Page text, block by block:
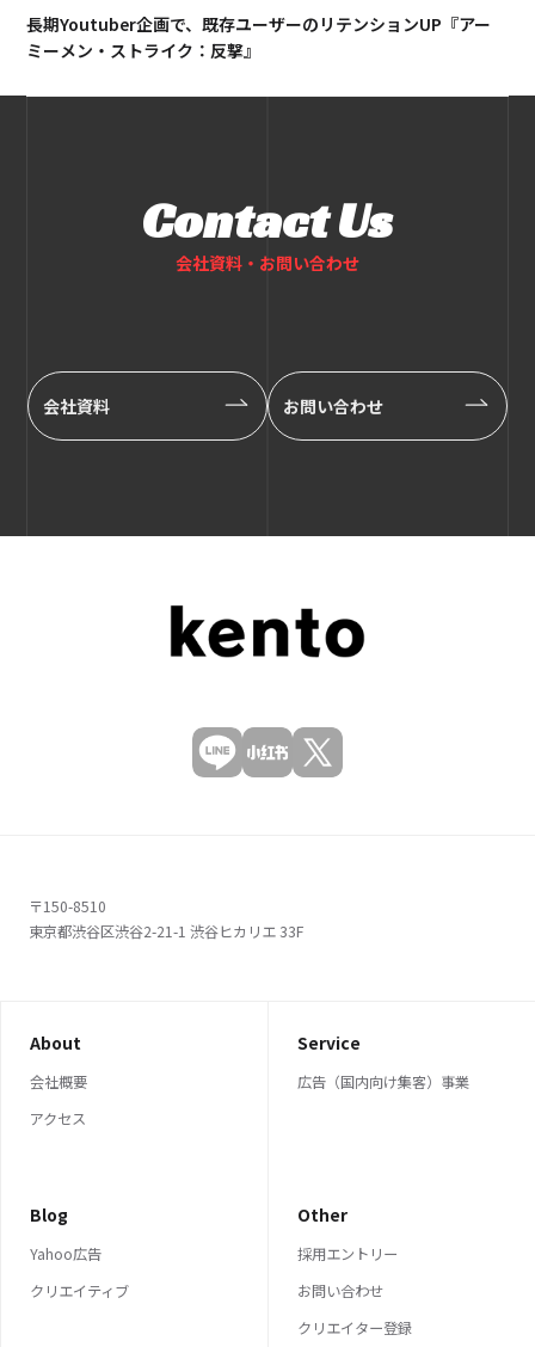
長期Youtuber企画で、既存ユーザーのリテンションUP『アー
ミーメン・ストライク：反撃』
Contact Us
会社資料・お問い合わせ
会社資料 お問い合わせ
〒150-8510
東京都渋谷区渋谷2-21-1 渋谷ヒカリエ 33F
About
会社概要
アクセス
Service
広告（国内向け集客）事業
Blog
Yahoo広告
クリエイティブ
Other
採用エントリー
お問い合わせ
クリエイター登録